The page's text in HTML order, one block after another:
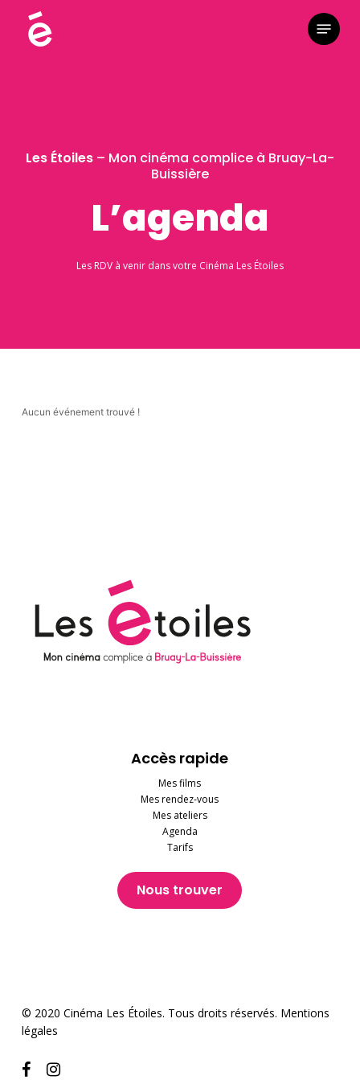
Menu
Les Étoiles– Mon cinéma complice à Bruay-La-
Buissière
L’agenda
Les RDV à venir dans votre Cinéma Les Étoiles
Aucun événement trouvé !
Accès rapide
Mes films
Mes rendez-vous
Mes ateliers
Agenda
Tarifs
Nous trouver
© 2020 Cinéma Les Étoiles. Tous droits réservés. Mentions
légales
facebookinstagram